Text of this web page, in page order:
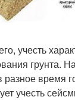
учесть
время
учесть